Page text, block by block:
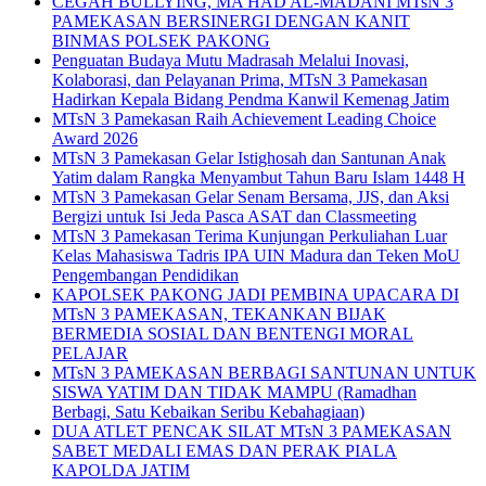
PAMEKASAN BERSINERGI DENGAN KANIT
BINMAS POLSEK PAKONG
Penguatan Budaya Mutu Madrasah Melalui Inovasi,
Kolaborasi, dan Pelayanan Prima, MTsN 3 Pamekasan
Hadirkan Kepala Bidang Pendma Kanwil Kemenag Jatim
MTsN 3 Pamekasan Raih Achievement Leading Choice
Award 2026
MTsN 3 Pamekasan Gelar Istighosah dan Santunan Anak
Yatim dalam Rangka Menyambut Tahun Baru Islam 1448 H
MTsN 3 Pamekasan Gelar Senam Bersama, JJS, dan Aksi
Bergizi untuk Isi Jeda Pasca ASAT dan Classmeeting
MTsN 3 Pamekasan Terima Kunjungan Perkuliahan Luar
Kelas Mahasiswa Tadris IPA UIN Madura dan Teken MoU
Pengembangan Pendidikan
KAPOLSEK PAKONG JADI PEMBINA UPACARA DI
MTsN 3 PAMEKASAN, TEKANKAN BIJAK
BERMEDIA SOSIAL DAN BENTENGI MORAL
PELAJAR
MTsN 3 PAMEKASAN BERBAGI SANTUNAN UNTUK
SISWA YATIM DAN TIDAK MAMPU (Ramadhan
Berbagi, Satu Kebaikan Seribu Kebahagiaan)
DUA ATLET PENCAK SILAT MTsN 3 PAMEKASAN
SABET MEDALI EMAS DAN PERAK PIALA
KAPOLDA JATIM